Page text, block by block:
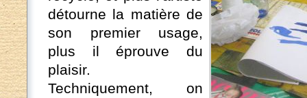
détourne la matière de
son premier usage,
plus il éprouve du
plaisir.
Techniquement, on